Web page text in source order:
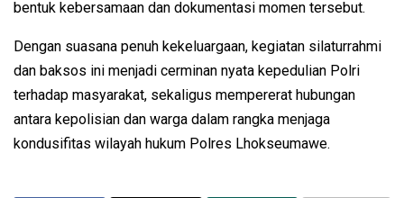
bentuk kebersamaan dan dokumentasi momen tersebut.
Dengan suasana penuh kekeluargaan, kegiatan silaturrahmi
dan baksos ini menjadi cerminan nyata kepedulian Polri
terhadap masyarakat, sekaligus mempererat hubungan
antara kepolisian dan warga dalam rangka menjaga
kondusifitas wilayah hukum Polres Lhokseumawe.